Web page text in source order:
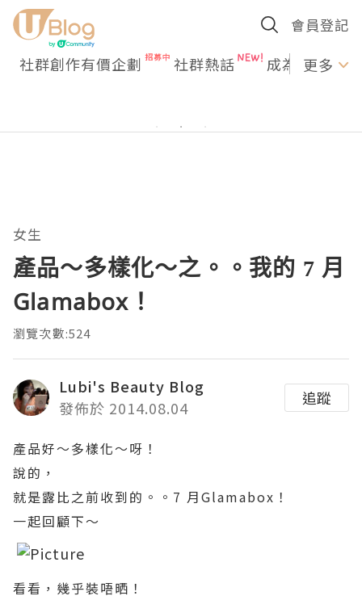
會員登記
社群創作有價企劃 社群熱話 成為U更多
女生
產品～多樣化～之。。我的 7 月
Glamabox！
瀏覽次數:524
Lubi's Beauty Blog
發佈於 2014.08.04
追蹤
產品好～多樣化～呀！
說的，
就是露比之前收到的。。7 月Glamabox！
一起回顧下～
看看，幾乎裝唔晒！